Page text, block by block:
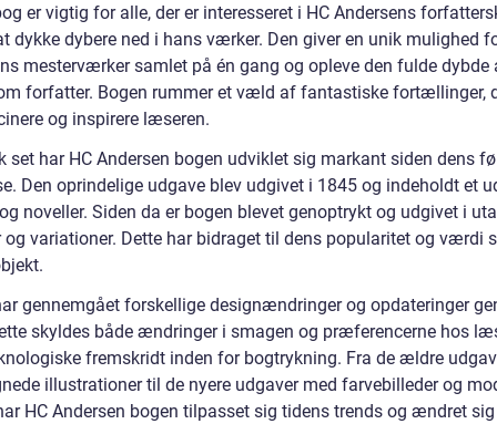
er vigtig for alle, der er interesseret i HC Andersens
dykke dybere ned i hans værker. Den giver en unik mulighed
mesterværker samlet på én gang og opleve den fulde dybde
forfatter. Bogen rummer et væld af fantastiske fortællinger,
og inspirere læseren.
set har HC Andersen bogen udviklet sig markant siden dens
Den oprindelige udgave blev udgivet i 1845 og indeholdt et
noveller. Siden da er bogen blevet genoptrykt og udgivet i
og variationer. Dette har bidraget til dens popularitet og værdi
gennemgået forskellige designændringer og opdateringer
skyldes både ændringer i smagen og præferencerne hos
fremskridt inden for bogtrykning. Fra de ældre
illustrationer til de nyere udgaver med farvebilleder og
HC Andersen bogen tilpasset sig tidens trends og ændret